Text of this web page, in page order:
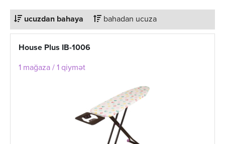
ucuzdan bahaya bahadan ucuza
House Plus IB-1006
1 mağaza / 1 qiymət